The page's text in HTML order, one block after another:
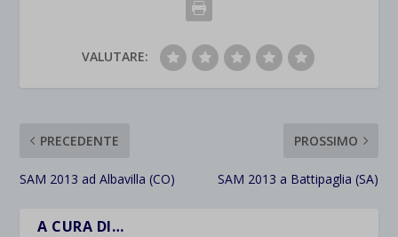
VALUTARE:
PRECEDENTE
SAM 2013 ad Albavilla (CO)
PROSSIMO
SAM 2013 a Battipaglia (SA)
A CURA DI…